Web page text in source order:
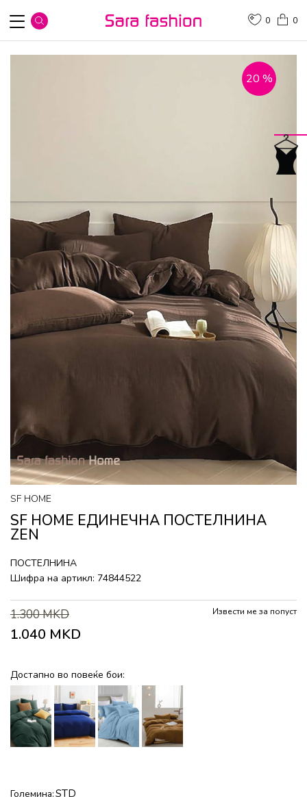
0
0
20 %
SF HOME
SF HOME ЕДИНЕЧНА ПОСТЕЛНИНА
ZEN
ПОСТЕЛНИНА
Шифра на артикл: 74844522
1.300MKD
1.040 MKD
Извести ме за попуст
Достапно во повеќе бои:
Големина:STD